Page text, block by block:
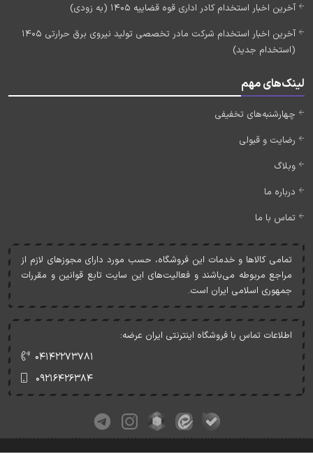
آخرین اخبار استخدام کادر اداری قوه قضاییه 1405 (به زودی)
آخرین اخبار استخدام شرکت مادر تخصصی تولید نیروی برق حرارتی 1405
(استخدام جدید)
لینک‌های مهم
چهارشنبه‌های تخفیفی
رضایت و قبولی
وبلاگ
درباره ما
تماس با ما
تمامی کالاها و خدمات اين فروشگاه، حسب مورد دارای مجوزهای لازم از
مراجع مربوطه می‌باشند و فعاليت‌های اين سايت تابع قوانين و مقررات
جمهوری اسلامی ايران است.
اطلاعات تماس با فروشگاه اینترنتی ایران عرضه:
۰۴۱۴۲۲۷۳۷۸۱
۰۹۲۱۶۴۲۶۳۸۴